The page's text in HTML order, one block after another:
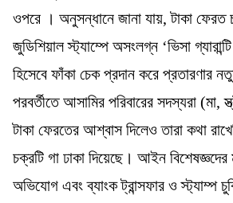
ওপরে । অনুসন্ধানে জানা যায়, টাকা
জুডিশিয়াল স্ট্যাম্পে অসংলগ্ন ‘ভিসা
হিসেবে ফাঁকা চেক প্রদান করে প্রতারণার
পরবর্তীতে আসামির পরিবারের সদস্যরা (মা,
টাকা ফেরতের আশ্বাস দিলেও তারা কথা
চক্রটি গা ঢাকা দিয়েছে। আইন
অভিযোগ এবং ব্যাংক ট্রান্সফার ও স্ট্যাম্প